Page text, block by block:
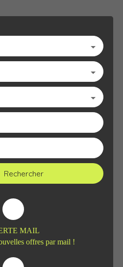
ESTIMATION
Rechercher
MAIL
offres par mail !